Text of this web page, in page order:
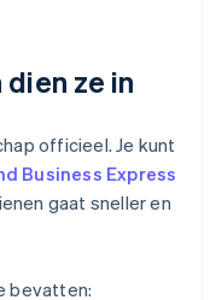
ze in
officieel. Je kunt
Business Express
gaat sneller en
bevatten: